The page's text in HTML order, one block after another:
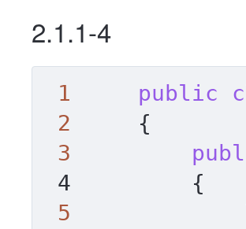
2.1.1-4
1 public
2 {
3
4 {
5